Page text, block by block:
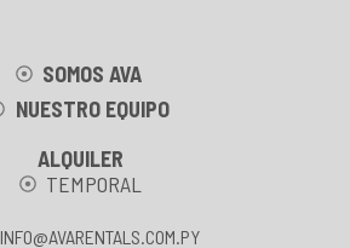
SOMOS AVA
NUESTRO EQUIPO
ALQUILER
TEMPORAL
INFO@AVARENTALS.COM.PY